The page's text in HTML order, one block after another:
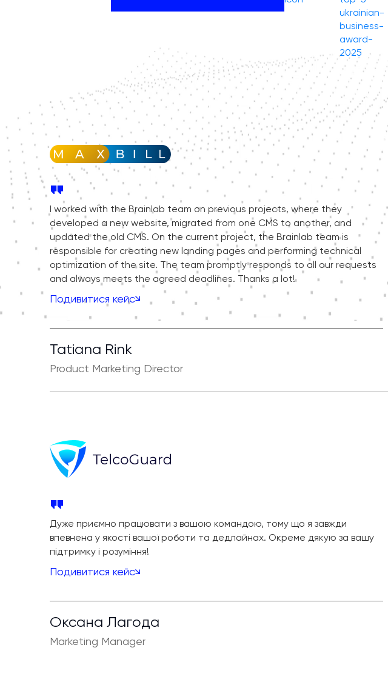
I worked with the Brainlab team on previous projects, where they
developed a new website, migrated from one CMS to another, and
updated the old CMS. On the current project, the Brainlab team is
responsible for creating new landing pages and performing technical
optimization of the site. The team promptly responds to all our requests
and always meets the agreed deadlines. Thanks a lot!
Подивитися кейс
Tatiana Rink
Product Marketing Director
Дуже приємно працювати з вашою командою, тому що я завжди
впевнена у якості вашої роботи та дедлайнах. Окреме дякую за вашу
підтримку і розуміння!
Подивитися кейс
Оксана Лагода
Marketing Manager